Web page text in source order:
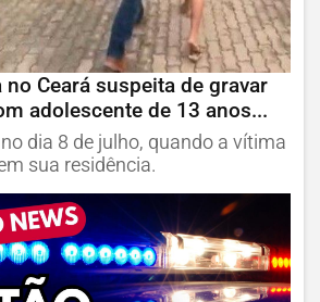
Ceará suspeita de gravar
adolescente de 13 anos...
dia 8 de julho, quando a vítima
sua residência.